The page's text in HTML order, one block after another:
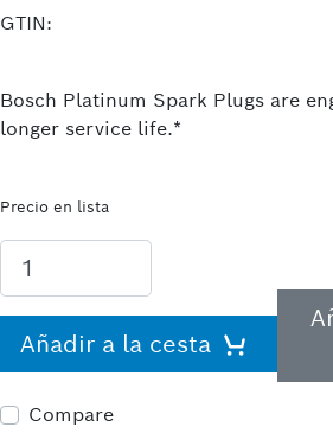
GTIN:
Bosch Platinum Spark Plugs are
longer service life.*
Precio en lista
Añadir a la cesta
Compare